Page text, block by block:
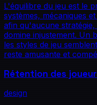
L'équilibre du jeu est le
systèmes, mécaniques
afin qu'aucune
domine injustement. Un
les styles de jeu
reste amusante et
Rétention des
design